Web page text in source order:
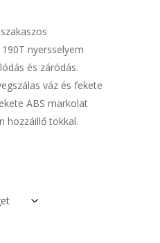
nyersselyem
és záródás.
váz és fekete
ABS markolat
hozzáillő tokkal.